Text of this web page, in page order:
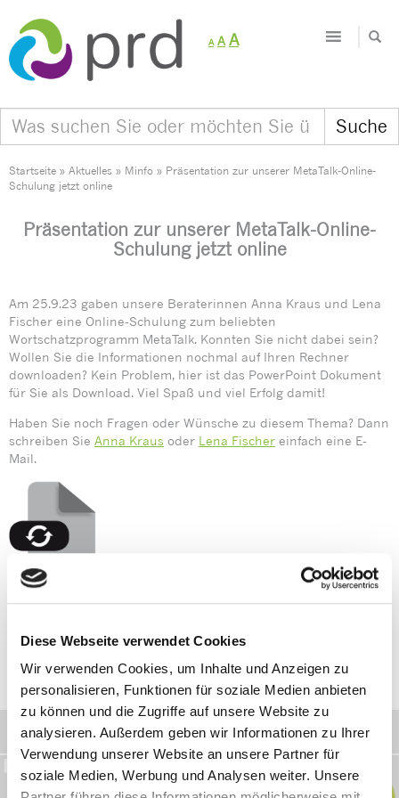
Diese Webseite verwendet Cookies
Wir verwenden Cookies, um Inhalte und Anzeigen zu
personalisieren, Funktionen für soziale Medien anbieten
zu können und die Zugriffe auf unsere Website zu
analysieren. Außerdem geben wir Informationen zu Ihrer
Verwendung unserer Website an unsere Partner für
soziale Medien, Werbung und Analysen weiter. Unsere
A
Decrease
font
A Reset
AIncrease
Startseite » Aktuelles » Minfo » Präsentation zur unserer MetaTalk-Online-
Schulung jetzt online
Präsentation zur unserer MetaTalk-Online-
Schulung jetzt online
Am 25.9.23 gaben unsere Beraterinnen Anna Kraus und Lena
Fischer eine Online-Schulung zum beliebten
Wortschatzprogramm MetaTalk. Konnten Sie nicht dabei sein?
Wollen Sie die Informationen nochmal auf Ihren Rechner
downloaden? Kein Problem, hier ist das PowerPoint Dokument
für Sie als Download. Viel Spaß und viel Erfolg damit!
Haben Sie noch Fragen oder Wünsche zu diesem Thema? Dann
schreiben Sie Anna Kraus oder Lena Fischer einfach eine E-
Mail.
Zum Download
Minfo 02-2023
Symbolbasierte Wortschatz-App